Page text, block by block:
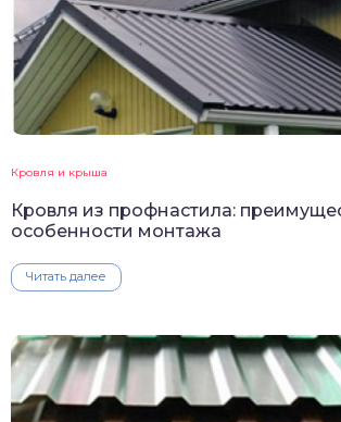
Кровля и крыша
Кровля из профнастила:
особенности монтажа
Читать далее